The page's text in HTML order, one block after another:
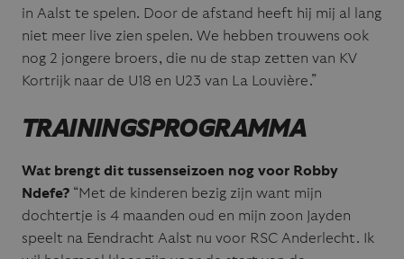
in Aalst te spelen. Door de afstand heeft hij mij al lang
niet meer live zien spelen. We hebben trouwens ook
nog 2 jongere broers, die nu de stap zetten van KV
Kortrijk naar de U18 en U23 van La Louvière.”
TRAININGSPROGRAMMA
Wat brengt dit tussenseizoen nog voor Robby
Ndefe? “Met de kinderen bezig zijn want mijn
dochtertje is 4 maanden oud en mijn zoon Jayden
speelt na Eendracht Aalst nu voor RSC Anderlecht. Ik